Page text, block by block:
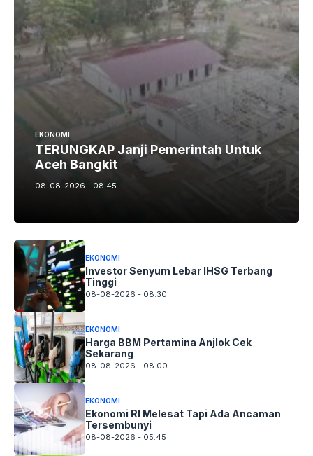
EKONOMI
TERUNGKAP Janji Pemerintah Untuk
Aceh Bangkit
08-08-2026 - 08.45
EKONOMI
Investor Senyum Lebar IHSG Terbang
Tinggi
08-08-2026 - 08.30
EKONOMI
Harga BBM Pertamina Anjlok Cek
Sekarang
08-08-2026 - 08.00
EKONOMI
Ekonomi RI Melesat Tapi Ada Ancaman
Tersembunyi
08-08-2026 - 05.45